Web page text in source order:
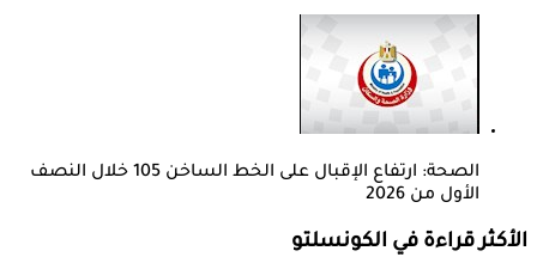
الصحة: ارتفاع الإقبال على الخط الساخن 105 خلال النصف
الأول من 2026
الأكثر قراءة في الكونسلتو